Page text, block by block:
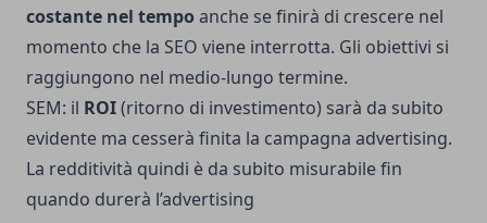
costante nel tempo anche se finirà di crescere nel
momento che la SEO viene interrotta. Gli obiettivi si
raggiungono nel medio-lungo termine.
SEM: il ROI(ritorno di investimento) sarà da subito
evidente ma cesserà finita la campagna advertising.
La redditività quindi è da subito misurabile fin
quando durerà l’advertising